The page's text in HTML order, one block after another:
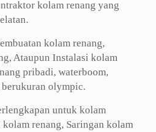
kolam renang yang
kolam renang,
Ataupun Instalasi kolam
pribadi, waterboom,
olympic.
untuk kolam
kolam renang, Saringan kolam